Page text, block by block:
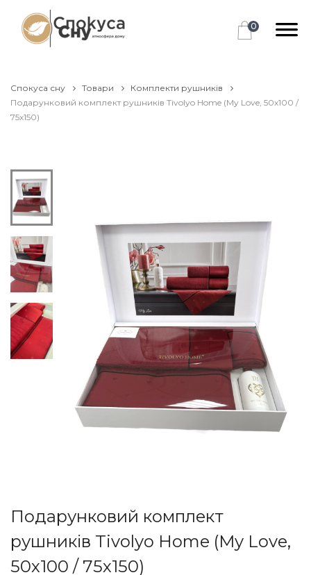
0
Спокуса сну Товари
Комплекти рушників
Подарунковий комплект рушників Tivolyo Home (My Love, 50х100 /
75х150)
Подарунковий комплект
рушників Tivolyo Home (My Love,
50х100 / 75х150)